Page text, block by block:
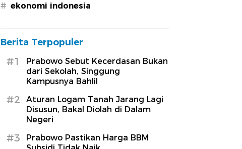
# ekonomi indonesia
Berita Terpopuler
#1
Prabowo Sebut Kecerdasan Bukan
dari Sekolah, Singgung
Kampusnya Bahlil
#2
Aturan Logam Tanah Jarang Lagi
Disusun, Bakal Diolah di Dalam
Negeri
#3
Prabowo Pastikan Harga BBM